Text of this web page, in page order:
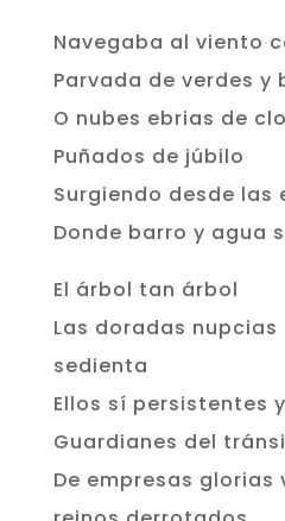
Navegaba al viento
Parvada de verdes
O nubes ebrias de
Puñados de júbilo
Surgiendo desde las
Donde barro y agua
El árbol tan árbol
Las doradas
sedienta
Ellos sí persistentes
Guardianes del
De empresas glorias